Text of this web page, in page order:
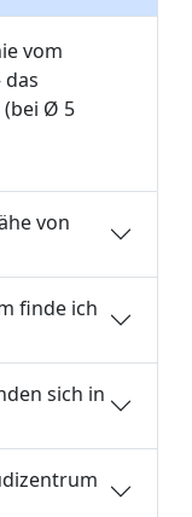
vom
Ø 5
von
finde ich
sich in